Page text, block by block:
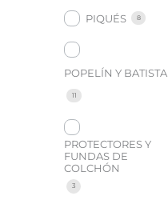
PIQUÉS 8
POPELÍN Y BATISTA
11
PROTECTORES Y
FUNDAS DE
COLCHÓN
3